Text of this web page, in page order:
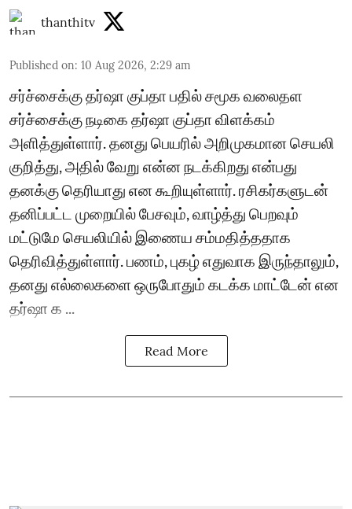
thanthitv
Published on: 10 Aug 2026, 2:29 am
சர்ச்சைக்கு தர்ஷா குப்தா பதில் சமூக வலைதள
சர்ச்சைக்கு நடிகை தர்ஷா குப்தா விளக்கம்
அளித்துள்ளார். தனது பெயரில் அறிமுகமான செயலி
குறித்து, அதில் வேறு என்ன நடக்கிறது என்பது
தனக்கு தெரியாது என கூறியுள்ளார். ரசிகர்களுடன்
தனிப்பட்ட முறையில் பேசவும், வாழ்த்து பெறவும்
மட்டுமே செயலியில் இணைய சம்மதித்ததாக
தெரிவித்துள்ளார். பணம், புகழ் எதுவாக இருந்தாலும்,
தனது எல்லைகளை ஒருபோதும் கடக்க மாட்டேன் என
தர்ஷா க ...
Read More